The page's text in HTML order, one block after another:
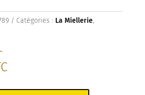
Catégories : La Miellerie,